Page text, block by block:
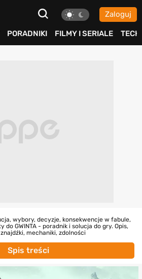
Zaloguj
PORADNIKI FILMY I SERIALE TECH
wybory, decyzje, konsekwencje w fabule,
do GWINTA - poradnik i solucja do gry. Opis,
mechaniki, zdolności
Spis treści